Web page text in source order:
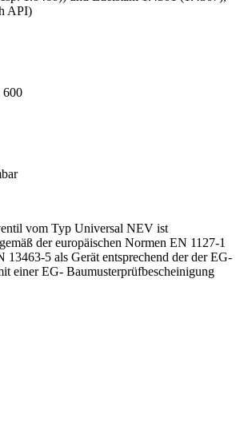
API)
vom Typ Universal NEV ist
der europäischen Normen EN 1127-1
13463-5 als Gerät entsprechend der der EG-
einer EG- Baumusterprüfbescheinigung